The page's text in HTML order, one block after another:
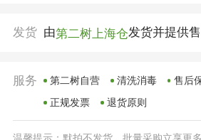
发货 由第二树上海仓发货并提供
服务 第二树自营 清洗消毒 售后
正规发票
退货原则